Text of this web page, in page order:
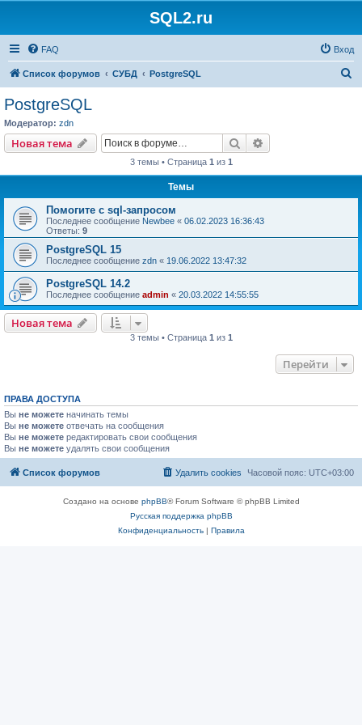
SQL2.ru
FAQ Вход
Список форумов СУБД PostgreSQL
PostgreSQL
Модератор: zdn
Новая тема Поиск
3 темы • Страница 1 из 1
Темы
Помогите с sql-запросом
Последнее сообщение Newbee « 06.02.2023 16:36:43
Ответы: 9
PostgreSQL 15
Последнее сообщение zdn « 19.06.2022 13:47:32
PostgreSQL 14.2
Последнее сообщение admin « 20.03.2022 14:55:55
Новая тема
3 темы • Страница 1 из 1
Перейти
ПРАВА ДОСТУПА
Вы не можете начинать темы
Вы не можете отвечать на сообщения
Вы не можете редактировать свои сообщения
Вы не можете удалять свои сообщения
Список форумов Часовой пояс: UTC+03:00
Удалить cookies
Создано на основе phpBB® Forum Software © phpBB Limited
Русская поддержка phpBB
Конфиденциальность| Правила